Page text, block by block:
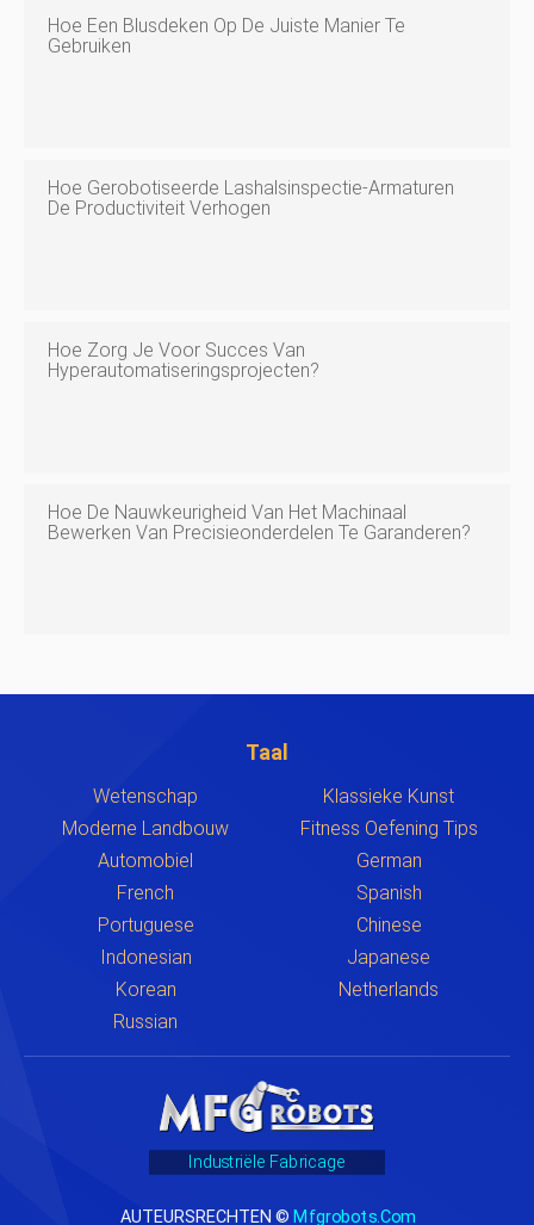
Hoe Een Blusdeken Op De Juiste Manier Te
Gebruiken
Hoe Gerobotiseerde Lashalsinspectie-Armaturen
De Productiviteit Verhogen
Hoe Zorg Je Voor Succes Van
Hyperautomatiseringsprojecten?
Hoe De Nauwkeurigheid Van Het Machinaal
Bewerken Van Precisieonderdelen Te Garanderen?
Taal
Wetenschap
Klassieke Kunst
Moderne Landbouw
Fitness Oefening Tips
Automobiel
German
French
Spanish
Portuguese
Chinese
Indonesian
Japanese
Korean
Netherlands
Russian
Industriële Fabricage
AUTEURSRECHTEN ©Mfgrobots.com